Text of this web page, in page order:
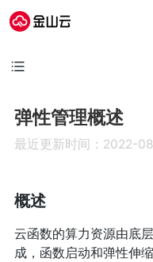
弹性管理概述
最近更新时间：2022-
概述
云函数的算力资源由底
成，函数启动和弹性伸